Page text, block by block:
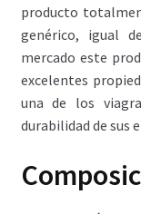
producto
genérico, igual
mercado este
excelentes
una de los
durabilidad de sus